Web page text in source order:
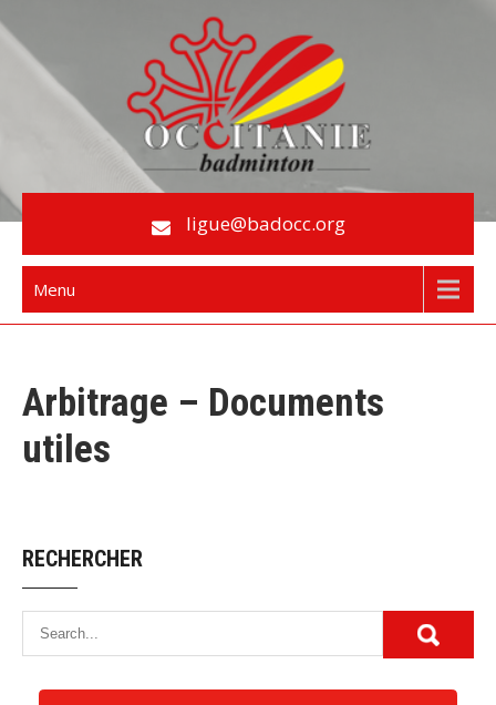
to
content
Le Badminton en Occitanie
ligue@badocc.org
Menu
Arbitrage – Documents
utiles
RECHERCHER